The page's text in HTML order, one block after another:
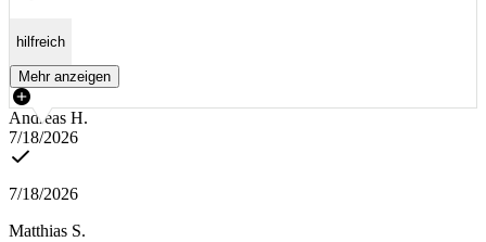
hilfreich
Mehr anzeigen
Andreas H.
7/18/2026
7/18/2026
Matthias S.